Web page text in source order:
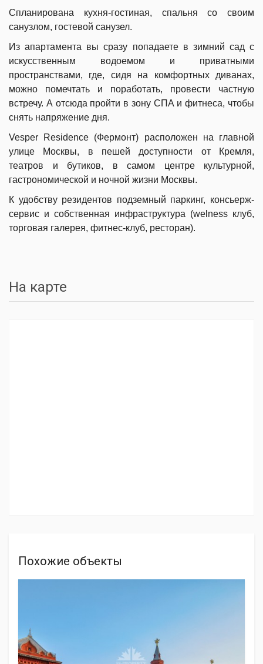
Спланирована кухня-гостиная, спальня со своим
санузлом, гостевой санузел.
Из апартамента вы сразу попадаете в зимний сад с
искусственным водоемом и приватными
пространствами, где, сидя на комфортных диванах,
можно помечтать и поработать, провести частную
встречу. А отсюда пройти в зону СПА и фитнеса, чтобы
снять напряжение дня.
Vesper Residence (Фермонт) расположен на главной
улице Москвы, в пешей доступности от Кремля,
театров и бутиков, в самом центре культурной,
гастрономической и ночной жизни Москвы.
К удобству резидентов подземный паркинг, консьерж-
сервис и собственная инфраструктура (welness клуб,
торговая галерея, фитнес-клуб, ресторан).
На карте
Похожие объекты